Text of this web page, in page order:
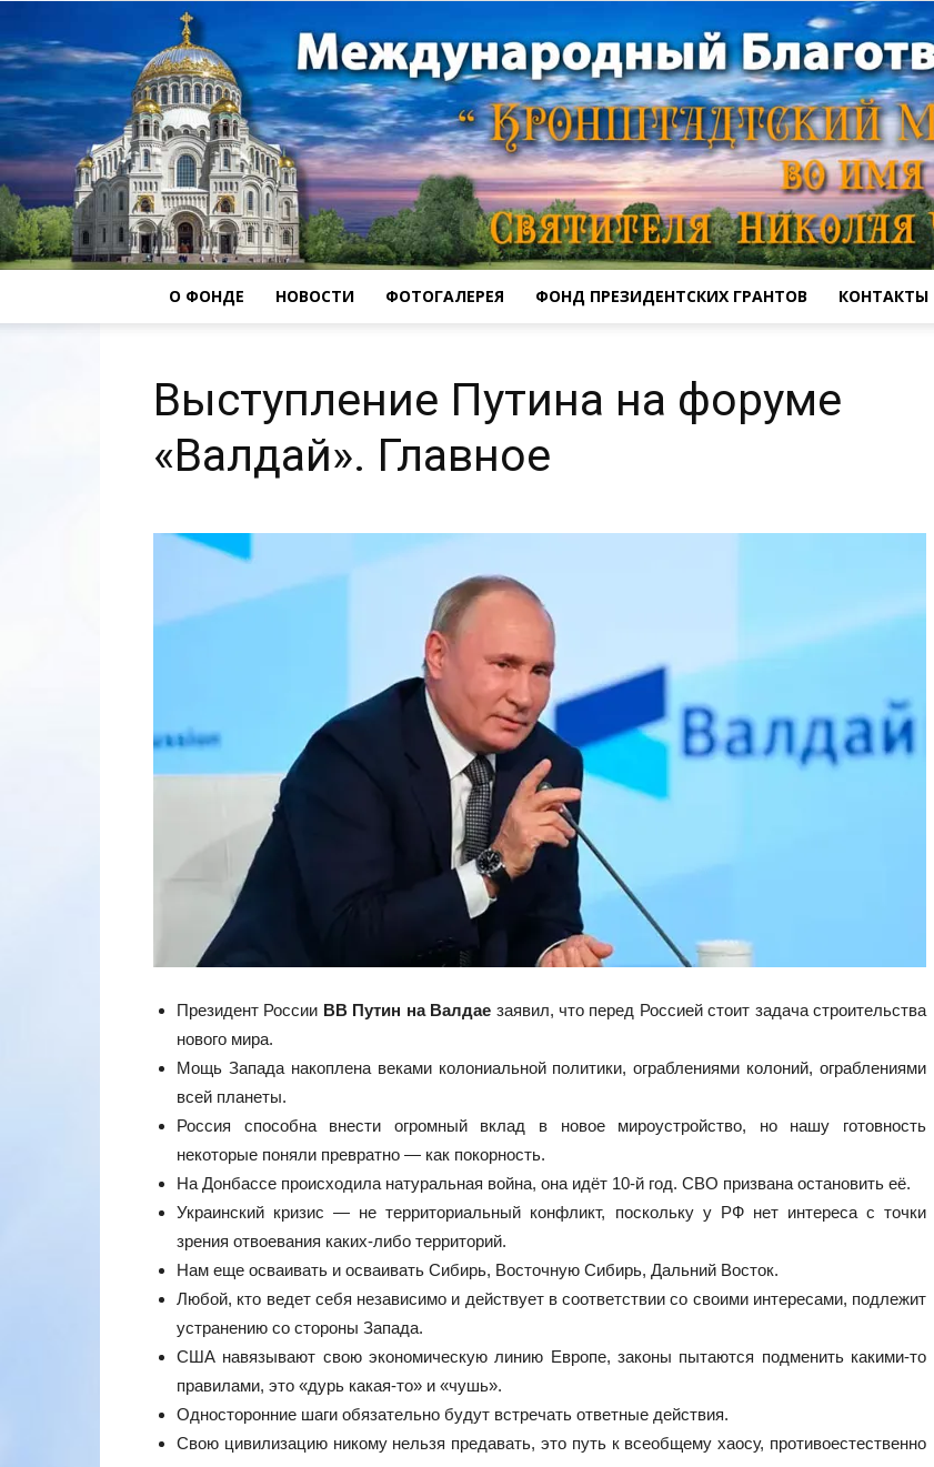
О ФОНДЕ НОВОСТИ ФОТОГАЛЕРЕЯ ФОНД ПРЕЗИДЕНТСКИХ ГРАНТОВ КОНТАКТЫ
Выступление Путина на форуме
«Валдай». Главное
Президент России ВВ Путин на Валдае заявил, что перед Россией стоит задача строительства
нового мира.
Мощь Запада накоплена веками колониальной политики, ограблениями колоний, ограблениями
всей планеты.
Россия способна внести огромный вклад в новое мироустройство, но нашу готовность
некоторые поняли превратно — как покорность.
На Донбассе происходила натуральная война, она идёт 10-й год. СВО призвана остановить её.
Украинский кризис — не территориальный конфликт, поскольку у РФ нет интереса с точки
зрения отвоевания каких-либо территорий.
Нам еще осваивать и осваивать Сибирь, Восточную Сибирь, Дальний Восток.
Любой, кто ведет себя независимо и действует в соответствии со своими интересами, подлежит
устранению со стороны Запада.
США навязывают свою экономическую линию Европе, законы пытаются подменить какими-то
правилами, это «дурь какая-то» и «чушь».
Односторонние шаги обязательно будут встречать ответные действия.
Свою цивилизацию никому нельзя предавать, это путь к всеобщему хаосу, противоестественно